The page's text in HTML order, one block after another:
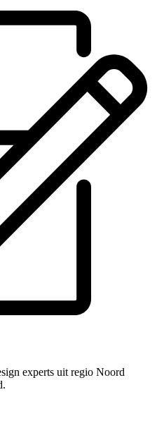
experts uit regio Noord